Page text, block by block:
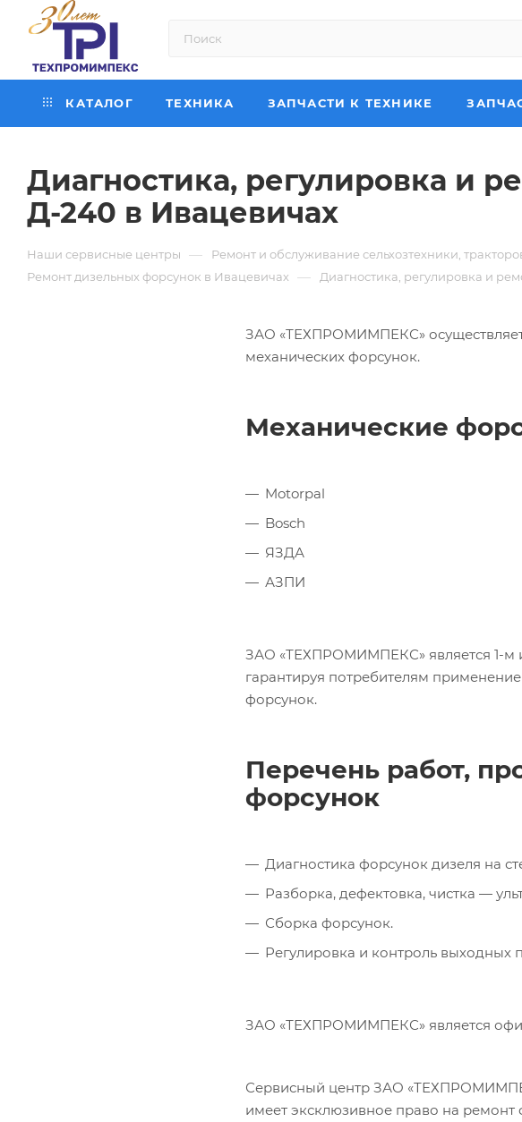
КАТАЛОГ ТЕХНИКА ЗАПЧАСТИ К ТЕХНИКЕ
Диагностика, регулировка и
Д-240 в Ивацевичах
Наши сервисные центры — Ремонт и обслуживание сельхозтехники,
Ремонт дизельных форсунок в Ивацевичах — Диагностика, регулировка и
ЗАО «ТЕХПРОМИМПЕКС» осуществляет
механических форсунок.
Механические
Motorpal
Bosch
ЯЗДА
АЗПИ
ЗАО «ТЕХПРОМИМПЕКС» является 1-м
гарантируя потребителям
форсунок.
Перечень работ,
форсунок
Диагностика форсунок дизеля на
Разборка, дефектовка, чистка —
Сборка форсунок.
Регулировка и контроль выходных
ЗАО «ТЕХПРОМИМПЕКС» является
Сервисный центр ЗАО
имеет эксклюзивное право на